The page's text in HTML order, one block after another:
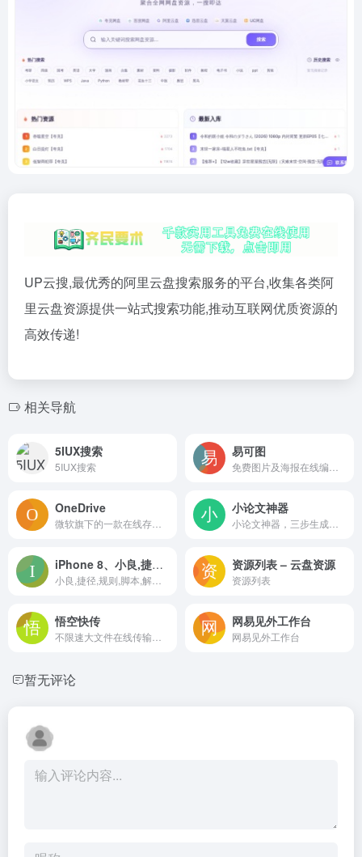
UP云搜,最优秀的阿里云盘搜索服务的平台,收集各类阿
里云盘资源提供一站式搜索功能,推动互联网优质资源的
高效传递!
相关导航
5IUX搜索
5IUX搜索
易可图
OneDrive 小论文神器
iPhone 8、小良,捷径规则,js脚本,vip解析,应用,教程,App下载,快捷指令,Shortcuts 资源列表 – 云盘资源
资源列表
悟空快传 网易见外工作台
网易见外工作台
暂无评论